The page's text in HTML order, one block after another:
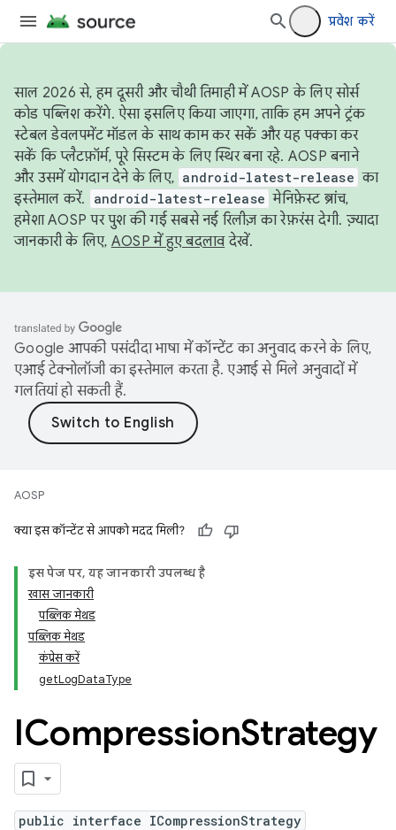
प्रवेश करें
साल 2026 से, हम दूसरी और चौथी तिमाही में AOSP के लिए सोर्स
कोड पब्लिश करेंगे. ऐसा इसलिए किया जाएगा, ताकि हम अपने ट्रंक
स्टेबल डेवलपमेंट मॉडल के साथ काम कर सकें और यह पक्का कर
सकें कि प्लैटफ़ॉर्म, पूरे सिस्टम के लिए स्थिर बना रहे. AOSP बनाने
और उसमें योगदान देने के लिए, android-latest-release का
इस्तेमाल करें.
android-latest-release मेनिफ़ेस्ट ब्रांच,
हमेशा AOSP पर पुश की गई सबसे नई रिलीज़ का रेफ़रंस देगी. ज़्यादा
जानकारी के लिए, AOSP में हुए बदलावदेखें.
Google आपकी पसंदीदा भाषा में कॉन्टेंट का अनुवाद करने के लिए,
एआई टेक्नोलॉजी का इस्तेमाल करता है. एआई से मिले अनुवादों में
गलतियां हो सकती हैं.
AOSP
क्या इस कॉन्टेंट से आपको मदद मिली?
इस पेज पर, यह जानकारी उपलब्ध है
खास जानकारी
पब्लिक मेथड
पब्लिक मेथड
कंप्रेस करें
getLogDataType
ICompressionStrategy
public interface ICompressionStrategy